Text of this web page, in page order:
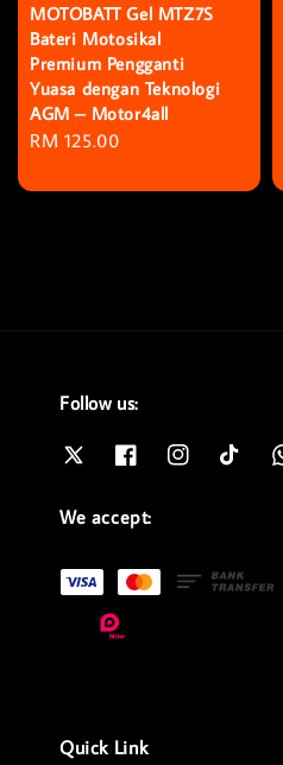
MOTOBATT Gel MTZ7S
Bateri Motosikal
Premium Pengganti
Yuasa dengan Teknologi
AGM – Motor4all
Regular
RM 125.00
Follow us:
We accept:
Quick Link